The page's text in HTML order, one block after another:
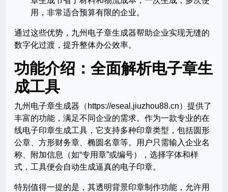
用，非常适合预算有限的企业。
通过这些优势，九州电子章生成器帮助企业实现无缝的
数字化过渡，提升整体办公效率。
功能介绍：全面解析电子章生
成工具
九州电子章生成器（https://eseal.jiuzhou88.cn）提供了
丰富的功能，满足不同企业的需求。作为一款专业的在
线电子印章生成工具，它支持多种印章类型，包括圆形
公章、方形财务章、椭圆名章等。用户只需输入企业名
称、附加信息（如“专用章”或编号），选择字体和样
式，工具便会自动生成逼真的电子印章。
特别值得一提的是，其透明背景印章制作功能，允许用